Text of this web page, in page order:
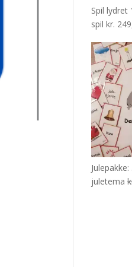
Spil
spil kr.
juletema